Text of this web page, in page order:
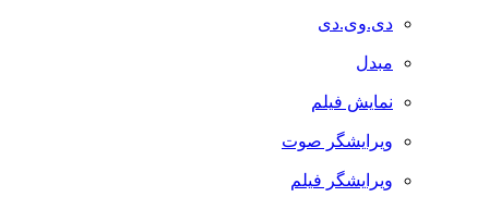
دی.وی.دی
مبدل
نمایش فیلم
ویرایشگر صوت
ویرایشگر فیلم